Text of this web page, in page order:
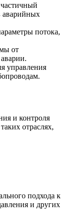
аварийных
потока,
от
управления
и контроля
отраслях,
подхода к
и других